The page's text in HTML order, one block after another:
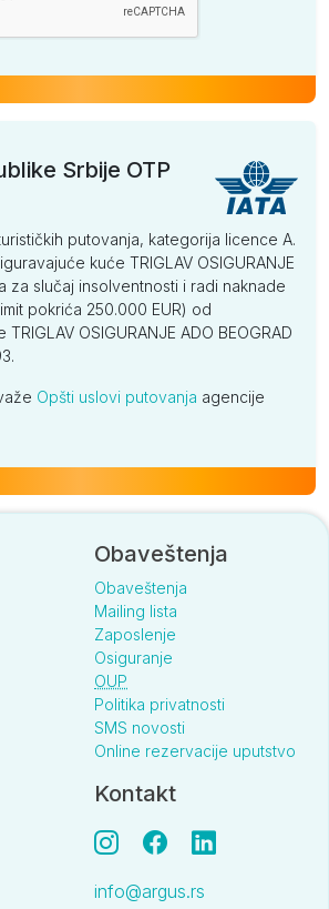
Srbije OTP
putovanja, kategorija licence A.
kuće TRIGLAV OSIGURANJE
za slučaj insolventnosti i radi naknade
pokrića 250.000 EUR) od
OSIGURANJE ADO BEOGRAD
Opšti uslovi putovanja agencije
Obaveštenja
Obaveštenja
Mailing lista
Zaposlenje
Osiguranje
OUP
Politika privatnosti
SMS novosti
Online rezervacije uputstvo
Kontakt
info@argus.rs